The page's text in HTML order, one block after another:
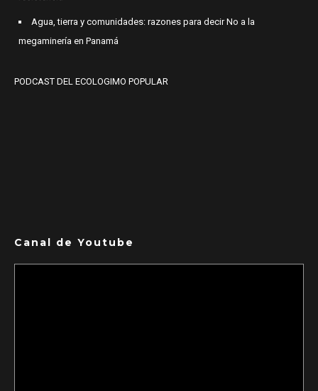
Agua, tierra y comunidades: razones para decir No a la
megaminería en Panamá
PODCAST DEL ECOLOGIMO POPULAR
Canal de Youtube